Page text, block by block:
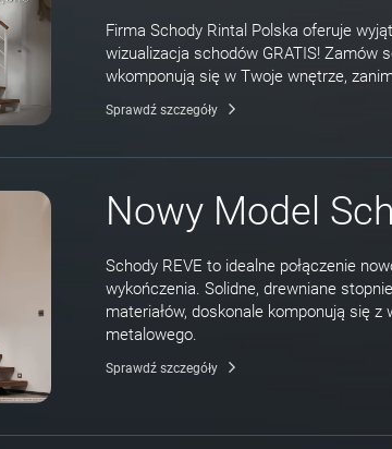
Firma Schody Rintal Polska oferuje
wizualizacja schodów GRATIS! Zamów
wkomponują się w Twoje wnętrze,
Sprawdź szczegóły
Nowy Model
Schody REVE to idealne połączenie
wykończenia. Solidne, drewniane
materiałów, doskonale komponują się
metalowego.
Sprawdź szczegóły